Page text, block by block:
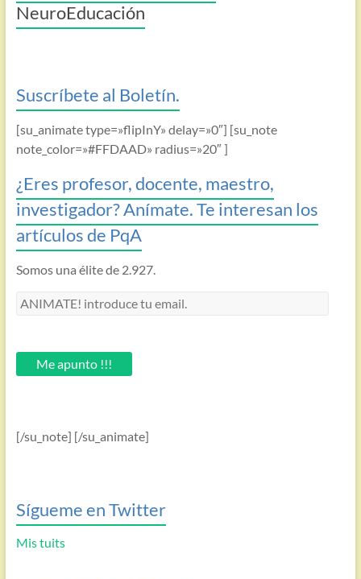
NeuroEducación
Suscríbete al Boletín.
[su_animate type=»flipInY» delay=»0″] [su_note
note_color=»#FFDAAD» radius=»20″ ]
¿Eres profesor, docente, maestro,
investigador? Anímate. Te interesan los
artículos de PqA
Somos una élite de 2.927.
ANIMATE!
email.Me apunto !!!
[/su_note] [/su_animate]
Sígueme en Twitter
Mis tuits